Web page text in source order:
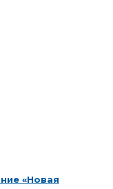
«Новая